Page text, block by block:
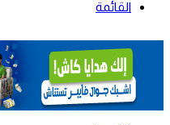
القائمة